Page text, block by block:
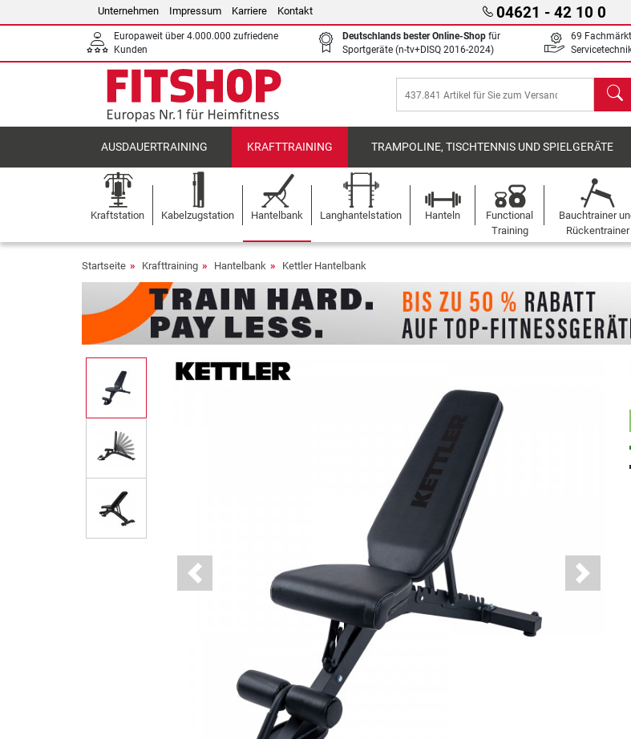
Unternehmen Impressum Karriere Kontakt 04621 - 42 10 0
Europaweit über 4.000.000 zufriedene
Kunden
Deutschlands bester Online-Shop für
Sportgeräte (n-tv+DISQ 2016-2024)
69
Suchen
AUSDAUERTRAINING KRAFTTRAINING TRAMPOLINE, TISCHTENNIS UND SPIELGERÄTE
Kraftstation Kabelzugstation Hantelbank Langhantelstation Hanteln
Functional
Training
Bauchtrainer
Rückentrainer
Startseite Krafttraining Hantelbank Kettler Hantelbank
Previous Next